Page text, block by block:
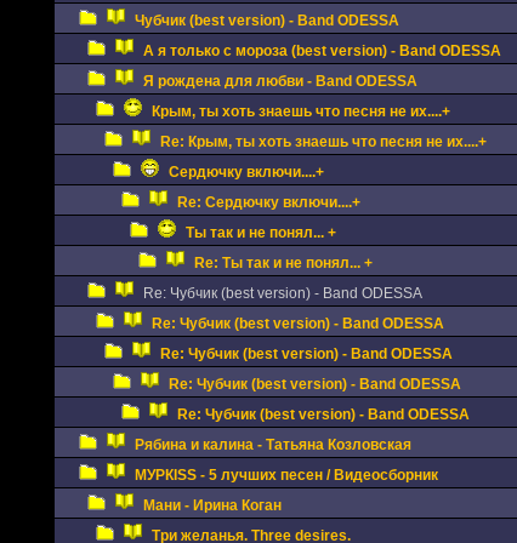
Чубчик (best version) - Band ODESSA
А я только с мороза (best version) - Band ODESSA
Я рождена для любви - Band ODESSA
Крым, ты хоть знаешь что песня не их....+
Re: Крым, ты хоть знаешь что песня не их....+
Сердючку включи....+
Re: Сердючку включи....+
Ты так и не понял... +
Re: Ты так и не понял... +
Re: Чубчик (best version) - Band ODESSA
Re: Чубчик (best version) - Band ODESSA
Re: Чубчик (best version) - Band ODESSA
Re: Чубчик (best version) - Band ODESSA
Re: Чубчик (best version) - Band ODESSA
Рябина и калина - Татьяна Козловская
МУРКISS - 5 лучших песен / Видеосборник
Мани - Ирина Коган
Три желанья. Three desires.